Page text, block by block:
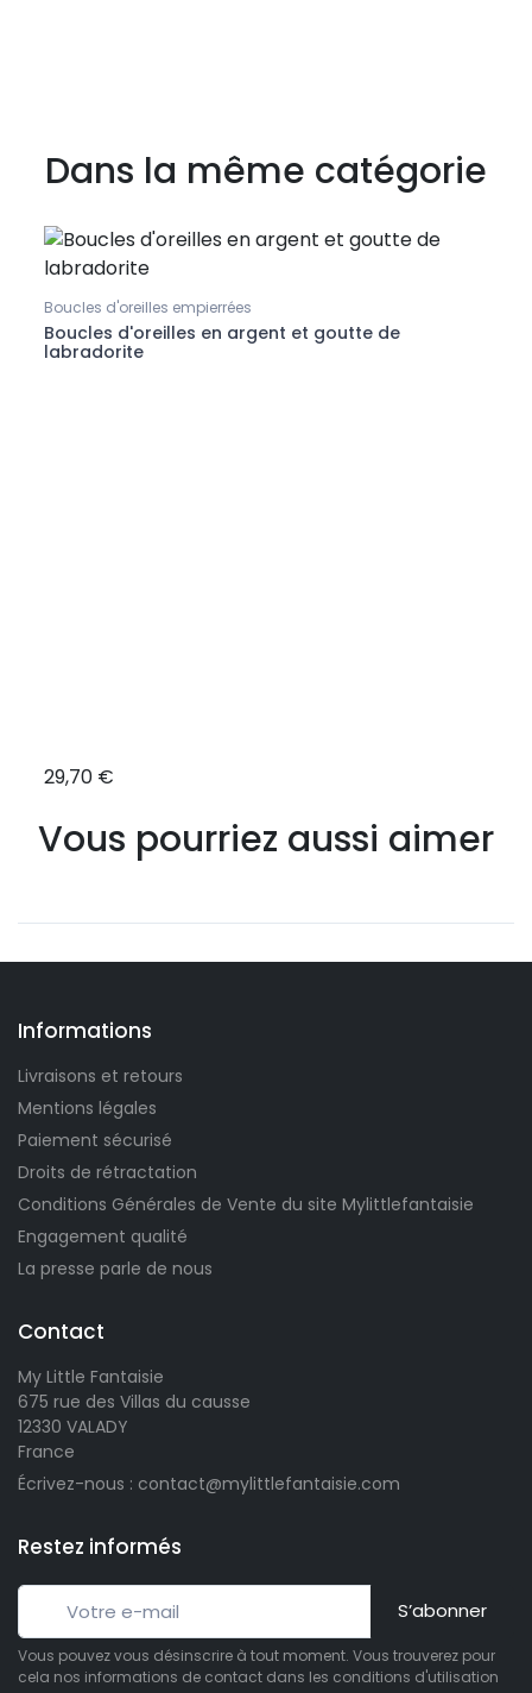
Dans la même catégorie
Boucles d'oreilles empierrées
Boucles d'oreilles en argent et goutte de
labradorite
29,70 €
Vous pourriez aussi aimer
Informations
Livraisons et retours
Mentions légales
Paiement sécurisé
Droits de rétractation
Conditions Générales de Vente du site Mylittlefantaisie
Engagement qualité
La presse parle de nous
Contact
My Little Fantaisie
675 rue des Villas du causse
12330 VALADY
France
Écrivez-nous : contact@mylittlefantaisie.com
Restez informés
S’abonner
Vous pouvez vous désinscrire à tout moment. Vous trouverez pour
cela nos informations de contact dans les conditions d'utilisation